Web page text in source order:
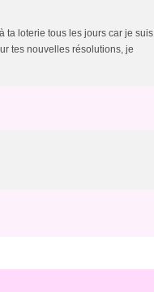
ta loterie tous les jours car je suis
tes nouvelles résolutions, je